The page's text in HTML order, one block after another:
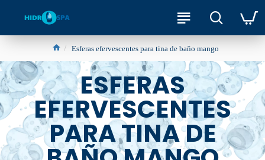
Esferas efervescentes para tina de baño mango
ESFERAS
EFERVESCENTES
PARA TINA DE